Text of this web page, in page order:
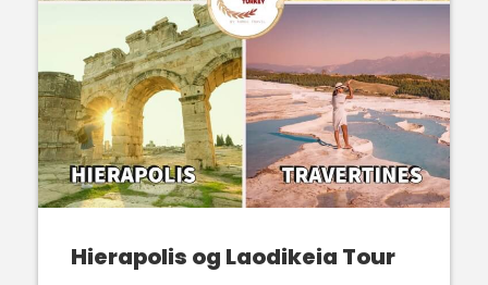
Hierapolis og Laodikeia Tour